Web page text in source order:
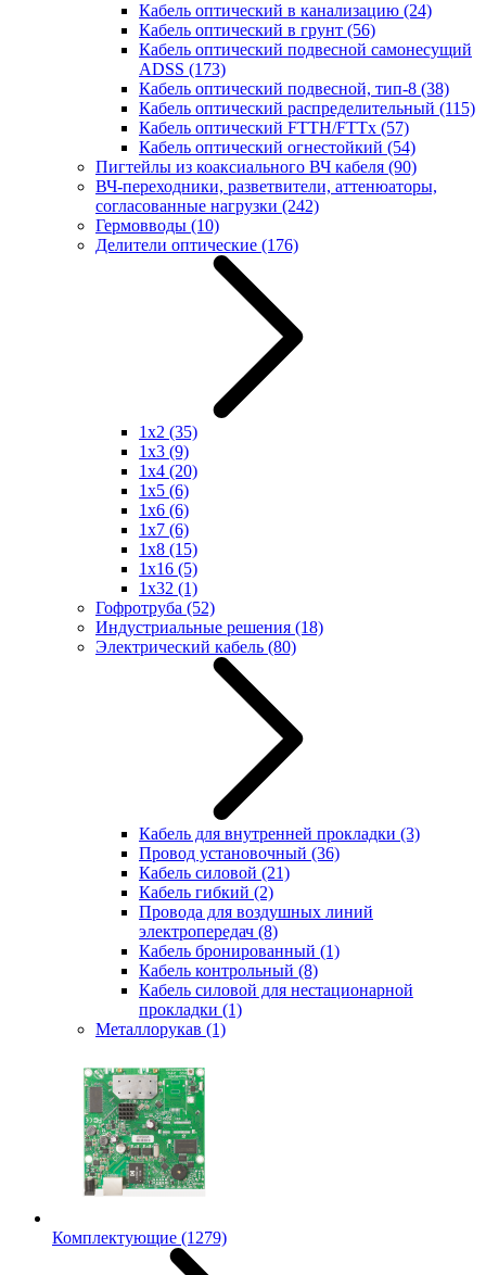
Кабель оптический в канализацию (24)
Кабель оптический в грунт (56)
Кабель оптический подвесной самонесущий
ADSS (173)
Кабель оптический подвесной, тип-8 (38)
Кабель оптический распределительный (115)
Кабель оптический FTTH/FTTx (57)
Кабель оптический огнестойкий (54)
Пигтейлы из коаксиального ВЧ кабеля (90)
ВЧ-переходники, разветвители, аттенюаторы,
согласованные нагрузки (242)
Гермовводы (10)
Делители оптические (176)
1x2 (35)
1x3 (9)
1x4 (20)
1x5 (6)
1x6 (6)
1x7 (6)
1x8 (15)
1x16 (5)
1x32 (1)
Гофротруба (52)
Индустриальные решения (18)
Электрический кабель (80)
Кабель для внутренней прокладки (3)
Провод установочный (36)
Кабель силовой (21)
Кабель гибкий (2)
Провода для воздушных линий
электропередач (8)
Кабель бронированный (1)
Кабель контрольный (8)
Кабель силовой для нестационарной
прокладки (1)
Металлорукав (1)
Комплектующие (1279)